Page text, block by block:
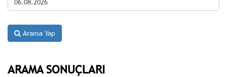
Arama Yap
ARAMA SONUÇLARI